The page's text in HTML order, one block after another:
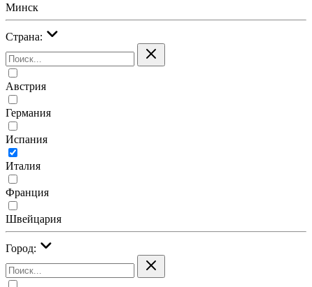
Минск
Страна:
Австрия
Германия
Испания
Италия
Франция
Швейцария
Город: